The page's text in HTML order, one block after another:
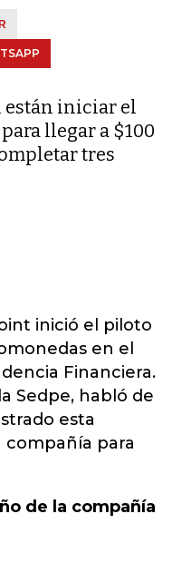
están iniciar el
llegar a $100
tres
inició el piloto
en el
Financiera.
Sedpe, habló de
esta
compañía para
de la compañía